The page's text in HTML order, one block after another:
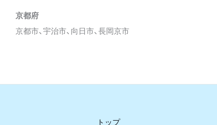
京都府
京都市、宇治市、向日市、長岡京市
トップ